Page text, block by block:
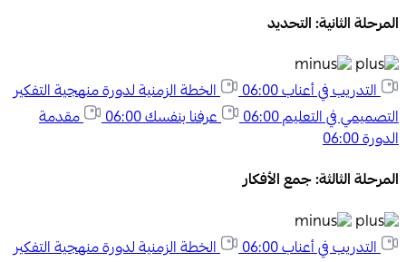
المرحلة الثانية: التحديد
التدريب في أعناب06:00
الخطة الزمنية لدورة منهجية التفكير
التصميمي في التعليم06:00 عرفنا بنفسك06:00
مقدمة
الدورة06:00
المرحلة الثالثة: جمع الأفكار
التدريب في أعناب06:00
الخطة الزمنية لدورة منهجية التفكير